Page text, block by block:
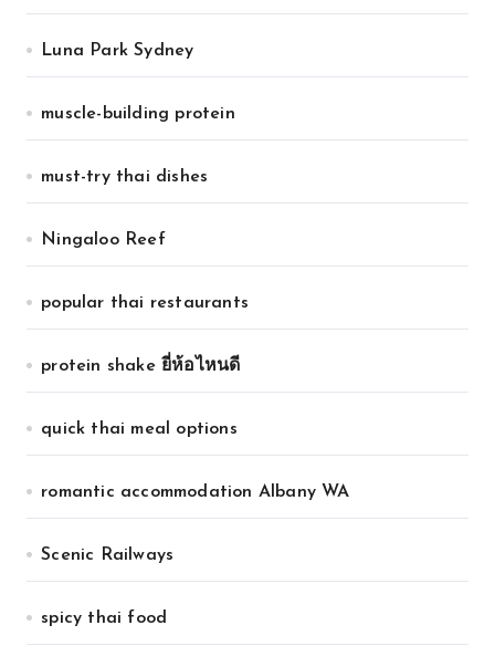
Luna Park Sydney
muscle-building protein
must-try thai dishes
Ningaloo Reef
popular thai restaurants
protein shake ยี่ห้อไหนดี
quick thai meal options
romantic accommodation Albany WA
Scenic Railways
spicy thai food